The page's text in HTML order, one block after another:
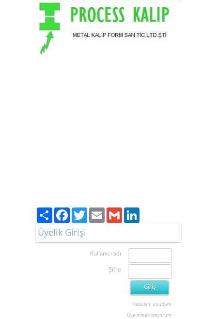
PaylaşFacebook
TwitterEmailGmail
Üyelik Girişi
Kullanıcı adı
Şifre
Parolamı unuttum
Üye olmak istiyorum